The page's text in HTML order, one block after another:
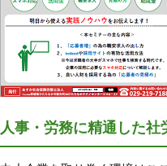
人事・労務に精通した